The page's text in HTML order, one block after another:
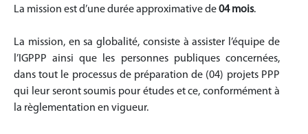
La mission est d’une durée approximative de04 mois.
La mission, en sa globalité, consiste à assister l’équipe de
l’IGPPP ainsi que les personnes publiques concernées,
dans tout le processus de préparation de (04) projets PPP
qui leur seront soumis pour études et ce, conformément à
la règlementation en vigueur.